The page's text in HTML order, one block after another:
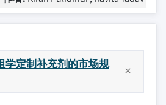
学定制补充剂的市场规